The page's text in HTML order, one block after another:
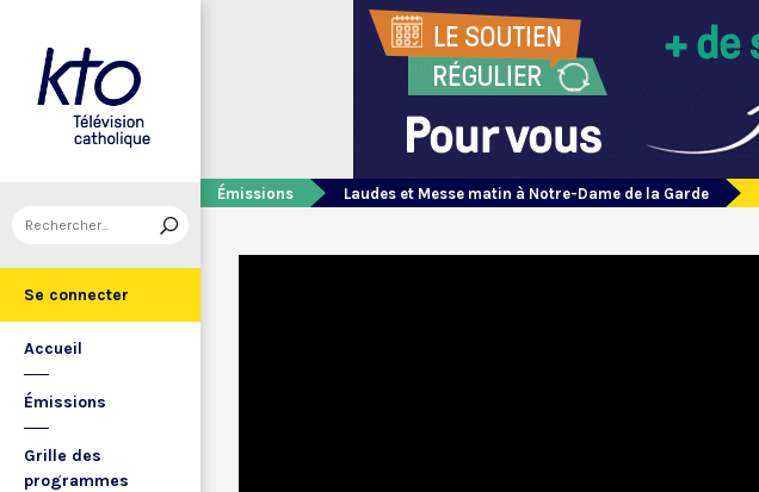
Se connecter
Accueil
Émissions
Grille des
programmes
Émissions Laudes et Messe matin à Notre-Dame de la Garde